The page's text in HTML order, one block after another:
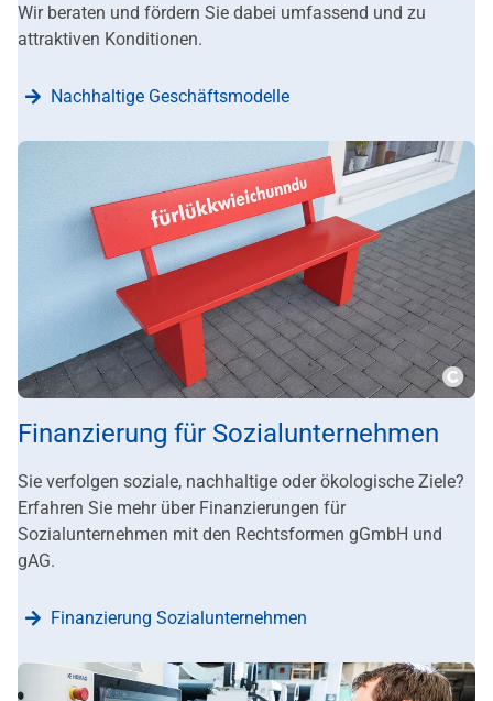
Wir beraten und fördern Sie dabei umfassend und zu
attraktiven Konditionen.
Nachhaltige Geschäftsmodelle
Finanzierung für Sozialunternehmen
Sie verfolgen soziale, nachhaltige oder ökologische Ziele?
Erfahren Sie mehr über Finanzierungen für
Sozialunternehmen mit den Rechtsformen gGmbH und
gAG.
Finanzierung Sozialunternehmen